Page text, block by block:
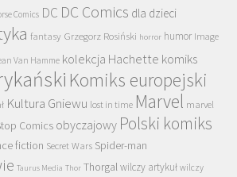
Comics DC DC Comics dla dzieci
fantasy Grzegorz Rosiński horror humor Image
Van Hamme kolekcja Hachette komiks
Komiks europejski
Kultura Gniewu lost in time Marvel marvel
Comics obyczajowy Polski komiks
fiction Secret Wars Spider-man
Taurus Media Thor Thorgalwilczy artykuł wilczy